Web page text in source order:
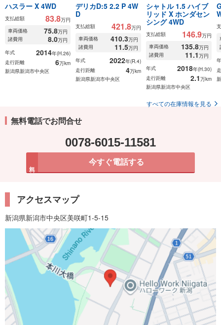
ハスラー X 4WD
支払総額 83.8万円
車両価格
75.8万円
諸費用
8.0万円
年式
2014年(H.26)
走行距離
6万km
新潟県新潟市中央区
デリカD:5 2.2 P 4W
D
支払総額 421.8万円
車両価格
410.3万円
諸費用
11.5万円
年式
2022年(R.4)
走行距離
4万km
新潟県新潟市中央区
シャトル 1.5 ハイブ
リッド X ホンダセン
シング 4WD
支払総額 146.9万円
車両価格
135.8万円
諸費用
11.1万円
年式
2018年(H.30)
走行距離
2.1万km
新潟県新潟市中央区
すべての在庫情報を見る
無料電話でお問合せ
0078-6015-11581
今すぐ電話する
アクセスマップ
新潟県新潟市中央区美咲町1-5-15